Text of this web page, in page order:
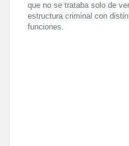
que no se trataba solo de
estructura criminal con
funciones.